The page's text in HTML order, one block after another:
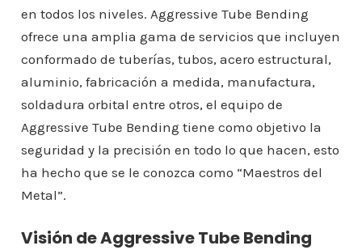
en todos los niveles. Aggressive Tube Bending
ofrece una amplia gama de servicios que incluyen
conformado de tuberías, tubos, acero estructural,
aluminio, fabricación a medida, manufactura,
soldadura orbital entre otros, el equipo de
Aggressive Tube Bending tiene como objetivo la
seguridad y la precisión en todo lo que hacen, esto
ha hecho que se le conozca como “Maestros del
Metal”.
Visión de Aggressive Tube Bending